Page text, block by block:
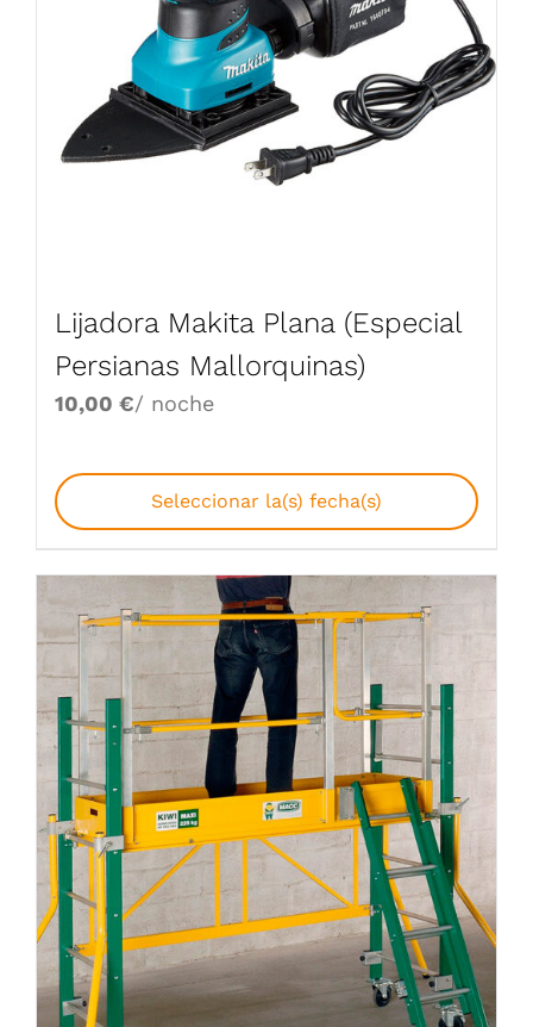
Lijadora Makita Plana (Especial
Persianas Mallorquinas)
10,00 €/ noche
Seleccionar la(s) fecha(s)